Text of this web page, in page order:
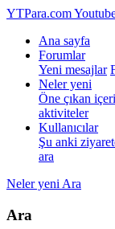
YTPara.com
Ana sayfa
Forumlar
Yeni mesajlar
Neler yeni
Öne çıkan
aktiviteler
Kullanıcılar
Şu anki
ara
Neler yeni Ara
Ara